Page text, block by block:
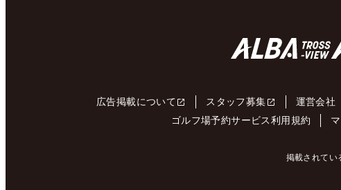
広告掲載について スタッフ募集 運営会社
ゴルフ場予約サービス利用規約
掲載されてい